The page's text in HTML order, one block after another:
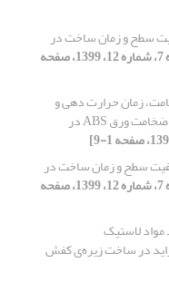
سطح و زمان ساخت در
[دوره 7، شماره 12، 1399، صفحه
زمان حرارت دهی و
جهت اکسترود برانقباض حرارتی و تغییرات ضخامت ورق ABS در
سطح و زمان ساخت در
[دوره 7، شماره 12، 1399، صفحه
لاستیک
در ساخت زیره‌ی کفش